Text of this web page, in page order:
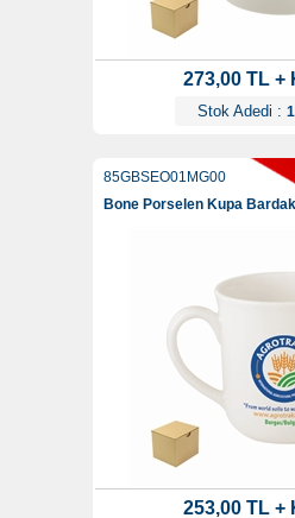
273,00 TL +
Stok Adedi :
85GBSEO01MG00
Bone Porselen Kupa Bardak
253,00 TL +